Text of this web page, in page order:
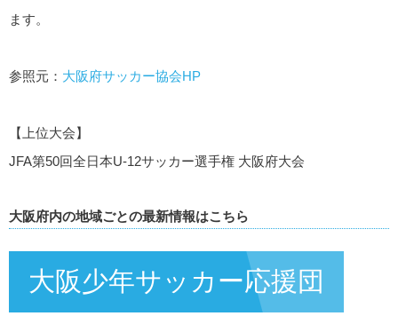
ます。
参照元： 大阪府サッカー協会HP
【上位大会】
JFA第50回全日本U-12サッカー選手権 大阪府大会
大阪府内の地域ごとの最新情報はこちら
大阪少年サッカー応援団